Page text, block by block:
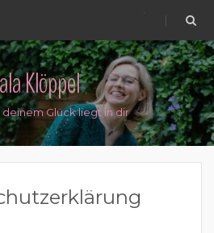
.
Klöppel
Glück liegt in dir